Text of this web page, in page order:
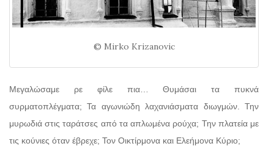
© Mirko Krizanovic
Μεγαλώσαμε ρε φίλε πια… Θυμάσαι τα πυκνά
συρματοπλέγματα; Τα αγωνιώδη λαχανιάσματα διωγμών. Την
μυρωδιά στις ταράτσες από τα απλωμένα ρούχα; Την πλατεία με
τις κούνιες όταν έβρεχε; Τον Οικτίρμονα και Ελεήμονα Κύριο;